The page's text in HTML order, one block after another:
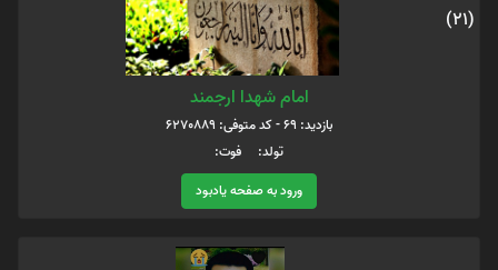
(21)
امام شهدا ارجمند
بازدید: 69 - کد متوفی: 6270889
تولد: فوت:
ورود به صفحه یادبود